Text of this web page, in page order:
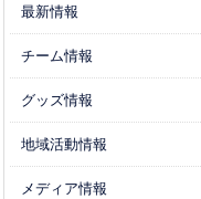
最新情報
チーム情報
グッズ情報
地域活動情報
メディア情報